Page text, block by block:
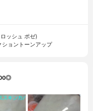
ッシュ ポゼ)
ショントーンアップ